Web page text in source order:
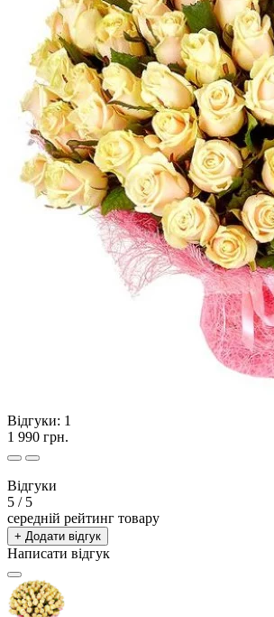
Відгуки: 1
1 990 грн.
Відгуки
5 / 5
середній рейтинг товару
+ Додати відгук
Написати відгук